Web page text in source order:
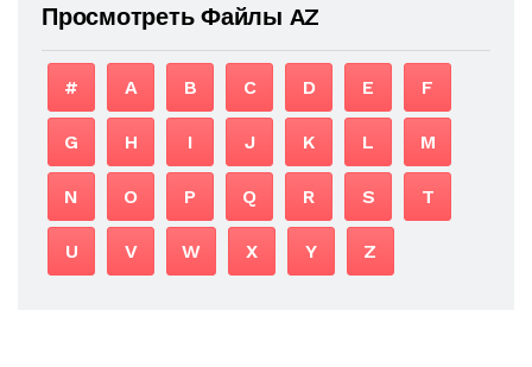
Просмотреть Файлы AZ
# A B C D E F
G H I J K L M
N O P Q R S T
U V W X Y Z